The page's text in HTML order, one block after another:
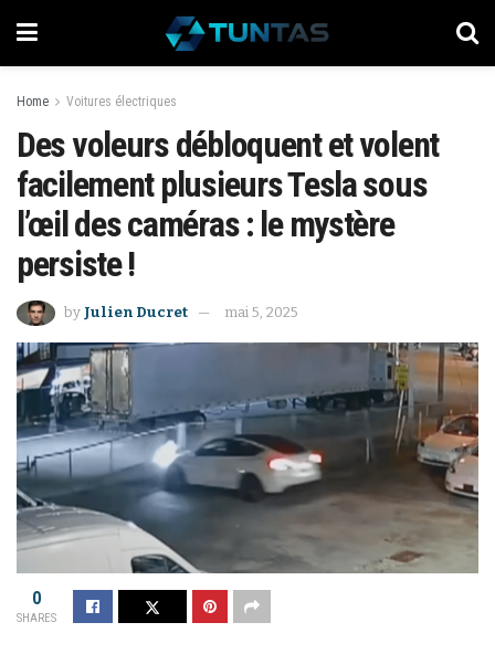
Home Voitures électriques
Des voleurs débloquent et volent
facilement plusieurs Tesla sous
l’œil des caméras : le mystère
persiste !
by Julien Ducret mai 5, 2025
0
SHARES